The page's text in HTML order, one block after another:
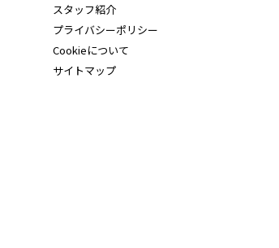
スタッフ紹介
プライバシーポリシー
Cookieについて
サイトマップ